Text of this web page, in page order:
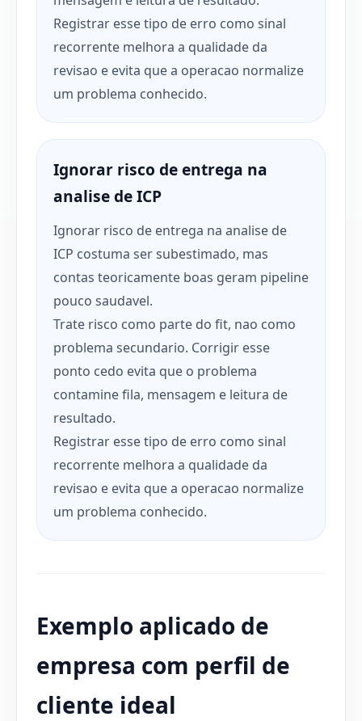
Registrar esse tipo de erro como sinal
recorrente melhora a qualidade da
revisao e evita que a operacao normalize
um problema conhecido.
Ignorar risco de entrega na
analise de ICP
Ignorar risco de entrega na analise de
ICP costuma ser subestimado, mas
contas teoricamente boas geram pipeline
pouco saudavel.
Trate risco como parte do fit, nao como
problema secundario. Corrigir esse
ponto cedo evita que o problema
contamine fila, mensagem e leitura de
resultado.
Registrar esse tipo de erro como sinal
recorrente melhora a qualidade da
revisao e evita que a operacao normalize
um problema conhecido.
Exemplo aplicado de
empresa com perfil de
cliente ideal